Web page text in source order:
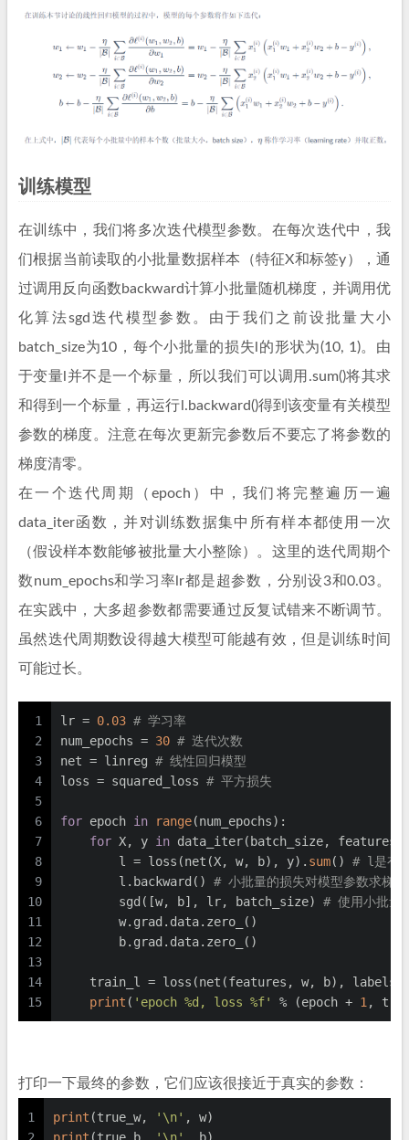
训练模型
在训练中，我们将多次迭代模型参数。在每次迭代中，我
们根据当前读取的小批量数据样本（特征X和标签y），通
过调用反向函数backward计算小批量随机梯度，并调用优
化算法sgd迭代模型参数。由于我们之前设批量大小
batch_size为10，每个小批量的损失l的形状为(10, 1)。由
于变量l并不是一个标量，所以我们可以调用.sum()将其求
和得到一个标量，再运行l.backward()得到该变量有关模型
参数的梯度。注意在每次更新完参数后不要忘了将参数的
梯度清零。
在一个迭代周期（epoch）中，我们将完整遍历一遍
data_iter函数，并对训练数据集中所有样本都使用一次
（假设样本数能够被批量大小整除）。这里的迭代周期个
数num_epochs和学习率lr都是超参数，分别设3和0.03。
在实践中，大多超参数都需要通过反复试错来不断调节。
虽然迭代周期数设得越大模型可能越有效，但是训练时间
可能过长。
1
2
3
4
5
6
7
8
9
10
11
12
13
14
15
lr = 0.03 # 学习率
num_epochs = 30 # 迭代次数
net = linreg # 线性回归模型
loss = squared_loss # 平方损失
for epoch in range(num_epochs):
for X, y in data_iter(batch_size,
        l = loss(net(X, w, b), y).
sum() # l是有
        l.backward()
# 小批量的损失对模型参数求梯度
        sgd([w, b], lr, batch_size)
# 使用小批量
        w.grad.data.zero_()
        b.grad.data.zero_()
train_l = loss(net(features, w, b),
print ( 'epoch %d, loss %f' % (epoch + 1 ,
打印一下最终的参数，它们应该很接近于真实的参数：
1
2
print (true_w, '\n' , w)
print (true_b, '\n' , b)